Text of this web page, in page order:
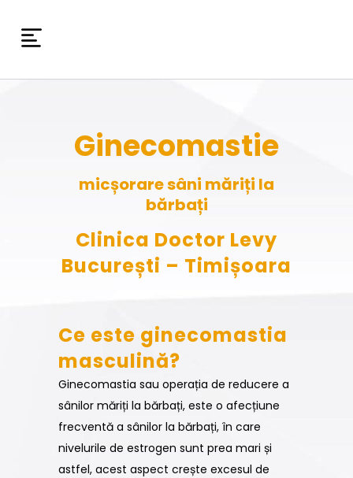
Ginecomastie
micșorare sâni măriți la
bărbați
Clinica Doctor Levy
București – Timișoara
Ce este ginecomastia
masculină?
Ginecomastia sau operația de reducere a
sânilor măriți la bărbați, este o afecțiune
frecventă a sânilor la bărbați, în care
nivelurile de estrogen sunt prea mari și
astfel, acest aspect crește excesul de